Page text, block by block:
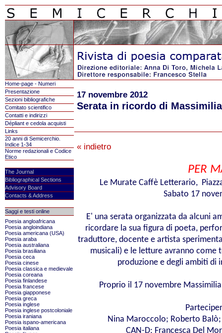
Home-page - Numeri
Presentazione
Sezioni bibliografiche
Comitato scientifico
Contatti e indirizzi
Dépliant e cedola acquisti
Links
20 anni di Semicerchio.
Indice 1-34
Norme redazionali e Codice
Etico
The Journal
Bibliographical Sections
Advisory Board
Contacts & Address
Saggi e testi online
Poesia angloafricana
Poesia angloindiana
Poesia americana (USA)
Poesia araba
Poesia australiana
Poesia brasiliana
Poesia ceca
Poesia cinese
Poesia classica e medievale
Poesia coreana
Poesia finlandese
Poesia francese
Poesia giapponese
Poesia greca
Poesia inglese
Poesia inglese postcoloniale
Poesia iraniana
Poesia ispano-americana
Poesia italiana
17 novembre 2012
Serata in ricordo di
« indietro
PER
Le Murate Caffè Letterario,
Sabato 17
E' una serata organizzata da alcuni
ricordare la sua figura di poeta,
traduttore, docente e artista
musicali) e le letture avranno come
produzione e degli ambiti di
Proprio il 17 novembre
Nina Maroccolo; Roberto
CAN-D; Francesca Del